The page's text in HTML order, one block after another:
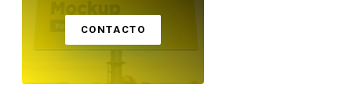
PERÚ PERÚ
CONTACTO